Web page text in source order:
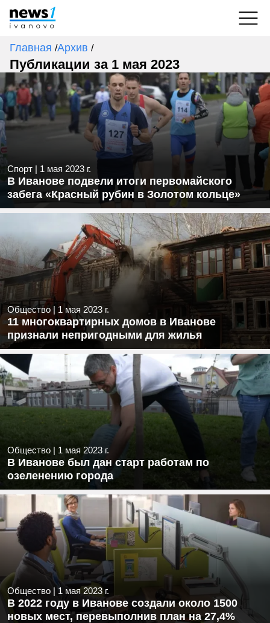
Главная /Архив /
Публикации за 1 мая 2023
Спорт | 1 мая 2023 г.
В Иванове подвели итоги первомайского
забега «Красный рубин в Золотом кольце»
Общество | 1 мая 2023 г.
11 многоквартирных домов в Иванове
признали непригодными для жилья
Общество | 1 мая 2023 г.
В Иванове был дан старт работам по
озеленению города
Общество |1 мая 2023 г.
В 2022 году в Иванове создали около 1500
новых мест, перевыполнив план на 27,4%